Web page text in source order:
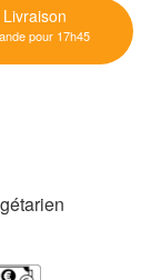
Livraison
pour 17h45